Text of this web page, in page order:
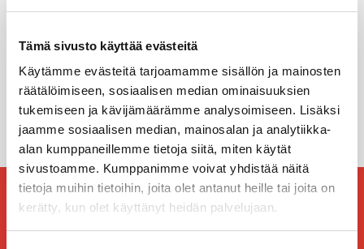
Tämä sivusto käyttää evästeitä
Käytämme evästeitä tarjoamamme sisällön ja mainosten
räätälöimiseen, sosiaalisen median ominaisuuksien
tukemiseen ja kävijämäärämme analysoimiseen. Lisäksi
jaamme sosiaalisen median, mainosalan ja analytiikka-
alan kumppaneillemme tietoja siitä, miten käytät
sivustoamme. Kumppanimme voivat yhdistää näitä
tietoja muihin tietoihin, joita olet antanut heille tai joita on
kerätty, kun olet käyttänyt heidän palvelujaan.
1954
KIINNOSTUITKO? LUE LISÄÄ!
Tilaa Rotatorin uutiskirje
Uutiskirjeen tilaajana kuulet ensimmäisten joukossa